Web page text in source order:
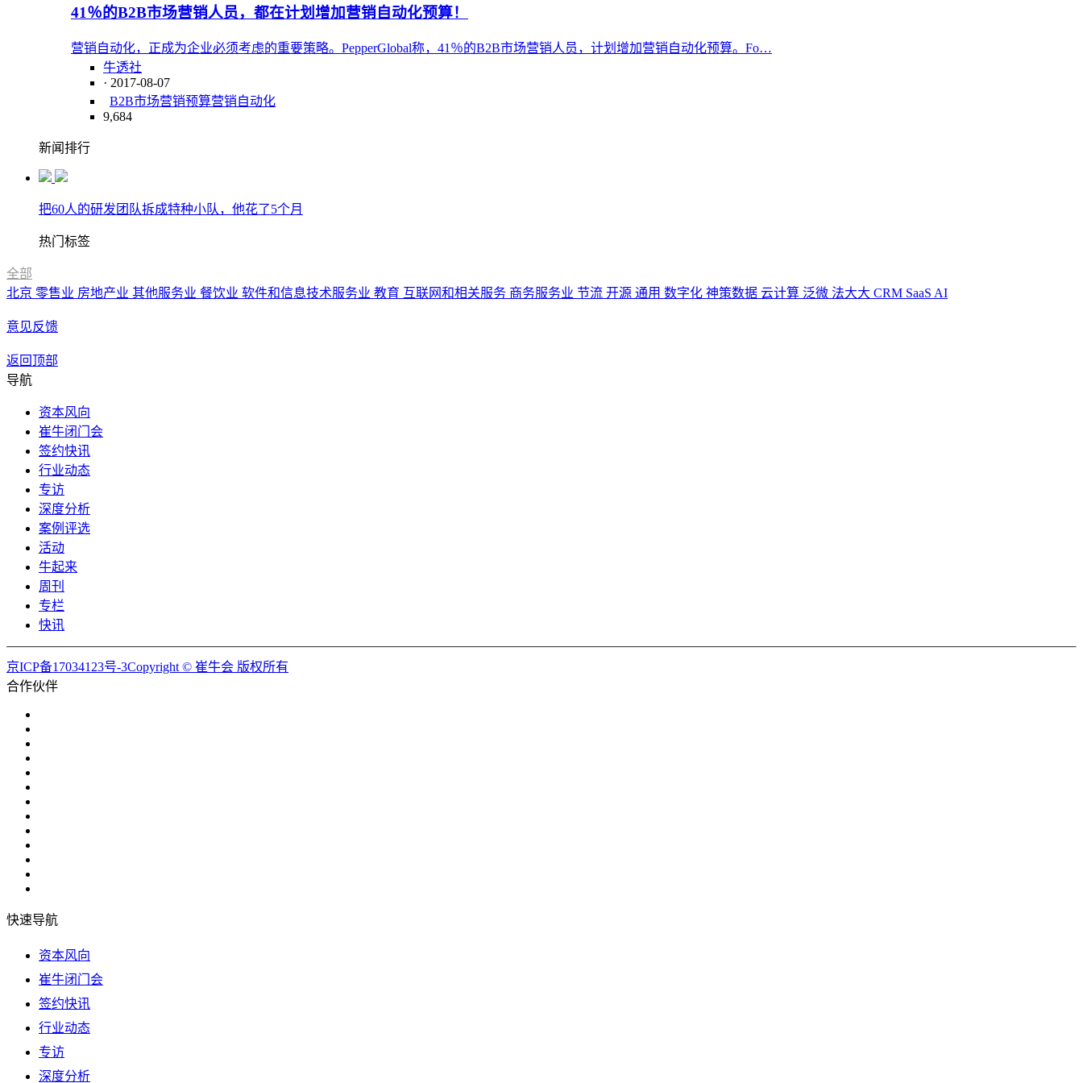
41％的B2B市场营销人员，都在计划增加营销自动化预算！
营销自动化，正成为企业必须考虑的重要策略。PepperGlobal称，41％的B2B市场营销人员，计划增加营销自动化预算。Fo…
牛透社
· 2017-08-07
B2B市场营销预算营销自动化
9,684
新闻排行
把60人的研发团队拆成特种小队，他花了5个月
热门标签
全部
北京 零售业 房地产业 其他服务业 餐饮业 软件和信息技术服务业 教育 互联网和相关服务 商务服务业 节流 开源 通用 数字化 神策数据 云计算 泛微 法大大 CRM SaaS AI
意见反馈
返回顶部
导航
资本风向
崔牛闭门会
签约快讯
行业动态
专访
深度分析
案例评选
活动
牛起来
周刊
专栏
快讯
京ICP备17034123号-3Copyright © 崔牛会 版权所有
合作伙伴
快速导航
资本风向
崔牛闭门会
签约快讯
行业动态
专访
深度分析